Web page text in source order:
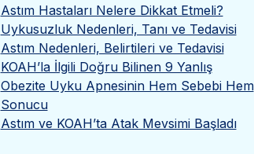
Astım Hastaları Nelere Dikkat Etmeli?
Uykusuzluk Nedenleri, Tanı ve Tedavisi
Astım Nedenleri, Belirtileri ve Tedavisi
KOAH’la İlgili Doğru Bilinen 9 Yanlış
Obezite Uyku Apnesinin Hem Sebebi Hem
Sonucu
Astım ve KOAH’ta Atak Mevsimi Başladı